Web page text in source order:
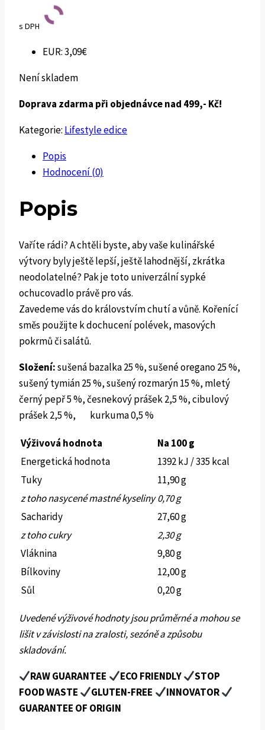
s DPH
EUR:3,09€
Není skladem
Doprava zdarma při objednávce nad 499,- Kč!
Kategorie: Lifestyle edice
Popis
Hodnocení (0)
Popis
Vaříte rádi? A chtěli byste, aby vaše kulinářské
výtvory byly ještě lepší, ještě lahodnější, zkrátka
neodolatelné? Pak je toto univerzální sypké
ochucovadlo právě pro vás.
Zavedeme vás do královstvím chutí a vůně. Kořenící
směs použijte k dochucení polévek, masových
pokrmů či salátů.
Složení:sušená bazalka 25 %, sušené oregano 25 %,
sušený tymián 25 %, sušený rozmarýn 15 %, mletý
černý pepř 5 %, česnekový prášek 2,5 %, cibulový
prášek 2,5 %, kurkuma 0,5 %
Výživová hodnota
Na 100 g
Energetická hodnota
1392 kJ / 335 kcal
Tuky
11,90 g
z toho nasycené mastné kyseliny 0,70 g
Sacharidy
27,60 g
z toho cukry
2,30 g
Vláknina
9,80 g
Bílkoviny
12,00 g
Sůl
0,20 g
Uvedené výživové hodnoty jsou průměrné a mohou se
lišit v závislosti na zralosti, sezóně a způsobu
skladování.
RAW GUARANTEE
ECO FRIENDLY
STOP
FOOD WASTE
GLUTEN-FREE
INNOVATOR
GUARANTEE OF ORIGIN